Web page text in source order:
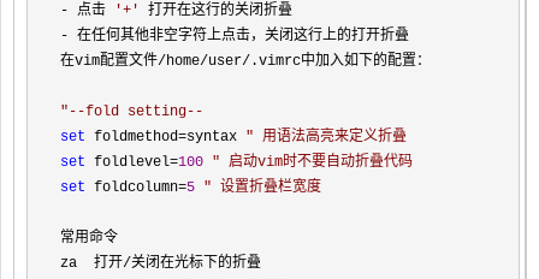
- 点击
'+ '
- 在任何其他非空字符上点击，关闭这行上的打开折叠
在vim配置文件/home/user/ .vimrc中加入如下的配置：
" --fold setting--
set foldmethod=syntax " 用语法高亮来定义折叠
set foldlevel=100 " 启动vim时不要自动折叠代码
set foldcolumn=5 " 设置折叠栏宽度
常用命令
za  打开/关闭在光标下的折叠